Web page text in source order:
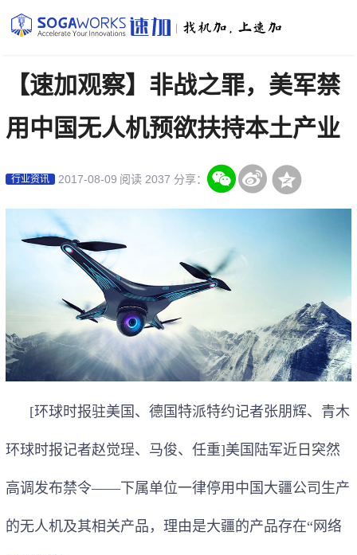
【速加观察】非战之罪，美军禁
用中国无人机预欲扶持本土产业
行业资讯 2017-08-09 阅读 2037 分享：
[环球时报驻美国、德国特派特约记者张朋辉、青木
环球时报记者赵觉珵、马俊、任重]美国陆军近日突然
高调发布禁令——下属单位一律停用中国大疆公司生产
的无人机及其相关产品，理由是大疆的产品存在“网络